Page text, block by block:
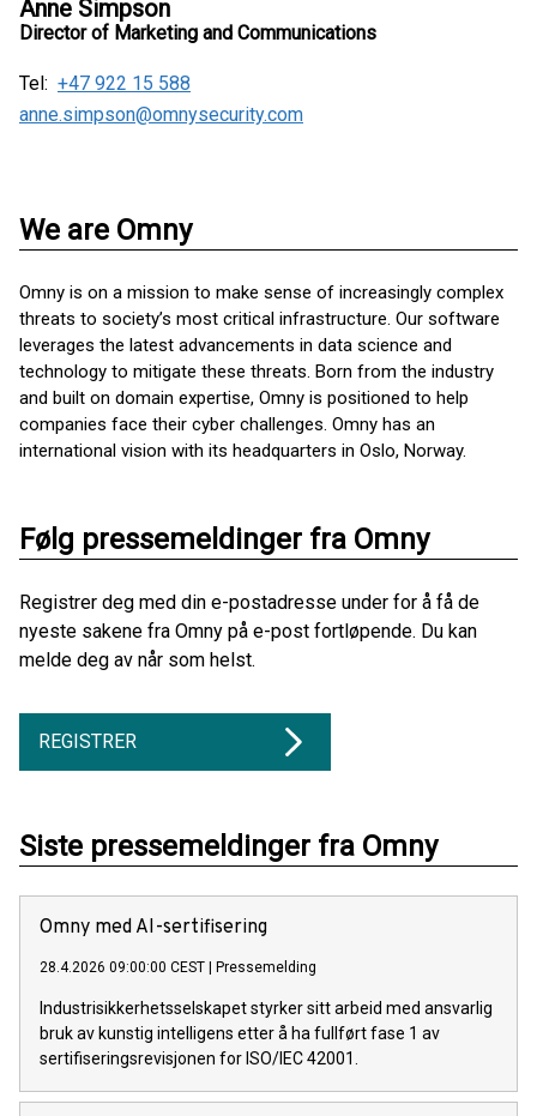
Anne Simpson
Director of Marketing and Communications
Tel: +47 922 15 588
anne.simpson@omnysecurity.com
We are Omny
Omny is on a mission to make sense of increasingly complex
threats to society’s most critical infrastructure. Our software
leverages the latest advancements in data science and
technology to mitigate these threats. Born from the industry
and built on domain expertise, Omny is positioned to help
companies face their cyber challenges. Omny has an
international vision with its headquarters in Oslo, Norway.
Følg pressemeldinger fra Omny
Registrer deg med din e-postadresse under for å få de
nyeste sakene fra Omny på e-post fortløpende. Du kan
melde deg av når som helst.
REGISTRER
Siste pressemeldinger fra Omny
Omny med AI-sertifisering
28.4.2026 09:00:00 CEST Pressemelding
Industrisikkerhetsselskapet styrker sitt arbeid med ansvarlig
bruk av kunstig intelligens etter å ha fullført fase 1 av
sertifiseringsrevisjonen for ISO/IEC 42001.